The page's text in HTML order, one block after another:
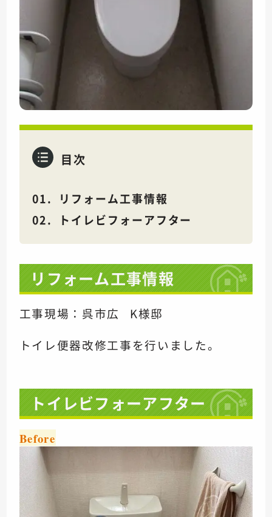
目次
リフォーム工事情報
トイレビフォーアフター
リフォーム工事情報
工事現場：呉市広 K様邸
トイレ便器改修工事を行いました。
トイレビフォーアフター
Before